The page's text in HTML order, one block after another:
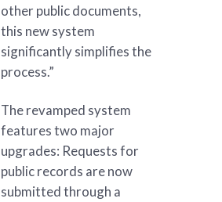
other public documents,
this new system
significantly simplifies the
process.”
The revamped system
features two major
upgrades: Requests for
public records are now
submitted through a